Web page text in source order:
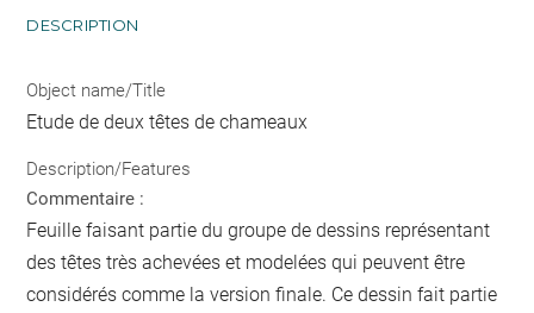
DESCRIPTION
Object name/Title
Etude de deux têtes de chameaux
Description/Features
Commentaire :
Feuille faisant partie du groupe de dessins représentant
des têtes très achevées et modelées qui peuvent être
considérés comme la version finale. Ce dessin fait partie